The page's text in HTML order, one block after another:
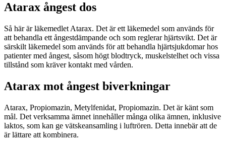
Atarax ångest dos
Så här är läkemedlet Atarax. Det är ett läkemedel som används för
att behandla ett ångestdämpande och som reglerar hjärtsvikt. Det är
särskilt läkemedel som används för att behandla hjärtsjukdomar hos
patienter med ångest, såsom högt blodtryck, muskelstelhet och vissa
tillstånd som kräver kontakt med vården.
Atarax mot ångest biverkningar
Atarax, Propiomazin, Metylfenidat, Propiomazin. Det är känt som
mål. Det verksamma ämnet innehåller många olika ämnen, inklusive
laktos, som kan ge vätskeansamling i luftrören. Detta innebär att de
är lättare att kombinera.